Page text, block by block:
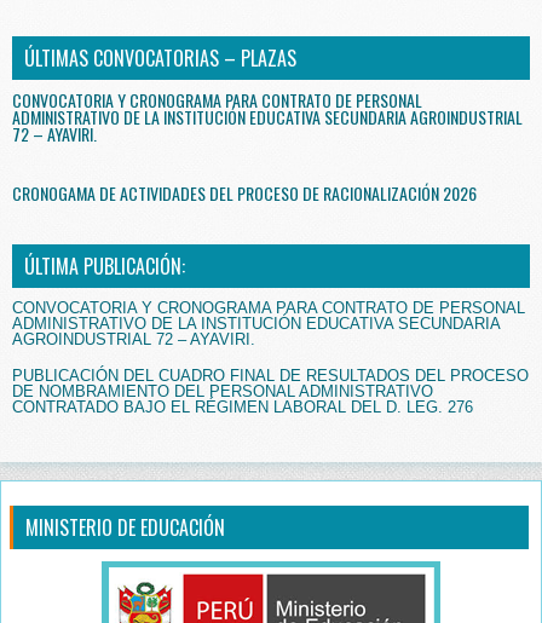
ÚLTIMAS CONVOCATORIAS – PLAZAS
CONVOCATORIA Y CRONOGRAMA PARA CONTRATO DE PERSONAL
ADMINISTRATIVO DE LA INSTITUCIÓN EDUCATIVA SECUNDARIA AGROINDUSTRIAL
72 – AYAVIRI.
CRONOGAMA DE ACTIVIDADES DEL PROCESO DE RACIONALIZACIÓN 2026
ÚLTIMA PUBLICACIÓN:
CONVOCATORIA Y CRONOGRAMA PARA CONTRATO DE PERSONAL
ADMINISTRATIVO DE LA INSTITUCIÓN EDUCATIVA SECUNDARIA
AGROINDUSTRIAL 72 – AYAVIRI.
PUBLICACIÓN DEL CUADRO FINAL DE RESULTADOS DEL PROCESO
DE NOMBRAMIENTO DEL PERSONAL ADMINISTRATIVO
CONTRATADO BAJO EL RÉGIMEN LABORAL DEL D. LEG. 276
MINISTERIO DE EDUCACIÓN